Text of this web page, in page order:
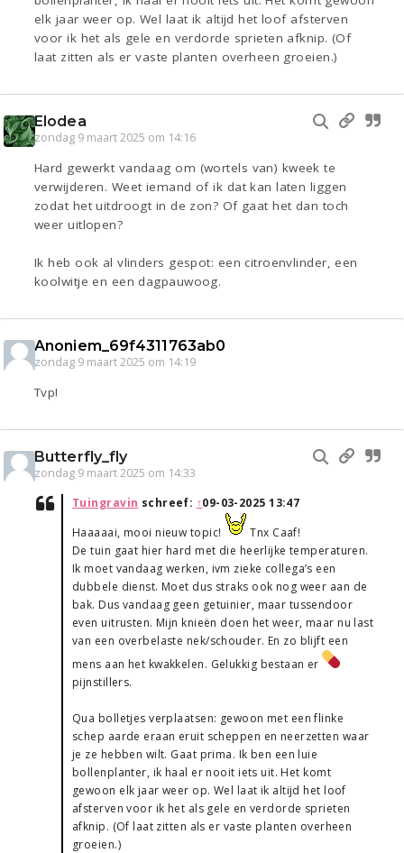
elk jaar weer op. Wel laat ik altijd het loof afsterven
voor ik het als gele en verdorde sprieten afknip. (Of
laat zitten als er vaste planten overheen groeien.)
Elodea
zondag 9 maart 2025 om 14:16
Hard gewerkt vandaag om (wortels van) kweek te
verwijderen. Weet iemand of ik dat kan laten liggen
zodat het uitdroogt in de zon? Of gaat het dan toch
weer uitlopen?
Ik heb ook al vlinders gespot: een citroenvlinder, een
koolwitje en een dagpauwoog.
Anoniem_69f4311763ab0
zondag 9 maart 2025 om 14:19
Tvp!
Butterfly_fly
zondag 9 maart 2025 om 14:33
Tuingravin schreef: ↑09-03-2025 13:47
Haaaaai, mooi nieuw topic!
Tnx Caaf!
De tuin gaat hier hard met die heerlijke temperaturen.
Ik moet vandaag werken, ivm zieke collega’s een
dubbele dienst. Moet dus straks ook nog weer aan de
bak. Dus vandaag geen getuinier, maar tussendoor
even uitrusten. Mijn knieën doen het weer, maar nu last
van een overbelaste nek/schouder. En zo blijft een
mens aan het kwakkelen. Gelukkig bestaan er
pijnstillers.
Qua bolletjes verplaatsen: gewoon met een flinke
schep aarde eraan eruit scheppen en neerzetten waar
je ze hebben wilt. Gaat prima. Ik ben een luie
bollenplanter, ik haal er nooit iets uit. Het komt
gewoon elk jaar weer op. Wel laat ik altijd het loof
afsterven voor ik het als gele en verdorde sprieten
afknip. (Of laat zitten als er vaste planten overheen
groeien.)